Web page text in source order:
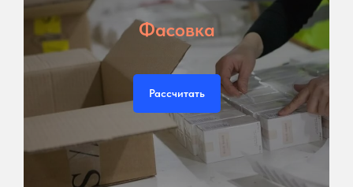
Фасовка
Рассчитать